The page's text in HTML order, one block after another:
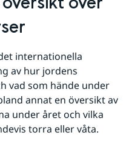
internationella
av hur jordens
vad som hände under
annat en översikt av
under året och vilka
torra eller våta.